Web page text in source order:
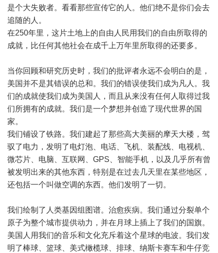
是个大失败者。看看那些宣传它的人。他们绝不是你们会去
追随的人。
在250年里，这片土地上的自由人民用我们的自由所取得的
成就，比任何其他社会在成千上万年里所取得的还要多。
当你回顾和研究历史时，我们的批评者永远不会明白的是，
美国并不是其错误的总和。我们的错误使我们成为凡人。我
们的成就使我们成为美国人，而且从来没有任何人取得过我
们所拥有的成就。我们是一个梦想并创造了现代世界的国
家。
我们铺设了铁路。我们建起了那些高大美丽的摩天大楼，驾
驭了电力，发明了电灯泡、电话、飞机、装配线、电视机、
微芯片、电脑、互联网、GPS、智能手机，以及几乎所有曾
被发明出来的其他东西，特别是在过去几天里在某些地区，
还包括一个叫做空调的东西。他们发明了一切。
我们绘制了人类基因组图谱。治愈疾病。我们通过分裂单个
原子为整个城市提供动力，并在月球上插上了我们的国旗。
美国人用我们的音乐和文化充斥着这个星球的电波。我们发
明了棒球、篮球、美式橄榄球、排球、纳斯卡赛车和牛仔竞